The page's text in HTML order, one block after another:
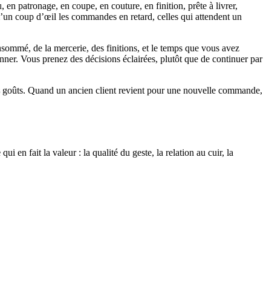
en patronage, en coupe, en couture, en finition, prête à livrer,
coup d’œil les commandes en retard, celles qui attendent un
de la mercerie, des finitions, et le temps que vous avez
Vous prenez des décisions éclairées, plutôt que de continuer par
Quand un ancien client revient pour une nouvelle commande,
en fait la valeur : la qualité du geste, la relation au cuir, la